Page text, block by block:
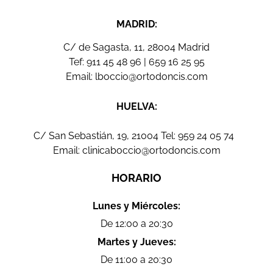
MADRID:
C/ de Sagasta, 11, 28004 Madrid
Tef: 911 45 48 96
659 16 25 95
Email: lboccio@ortodoncis.com
HUELVA:
C/ San Sebastián, 19, 21004 Tel: 959 24 05 74
Email: clinicaboccio@ortodoncis.com
HORARIO
Lunes y Miércoles:
De 12:00 a 20:30
Martes y Jueves:
De 11:00 a 20:30